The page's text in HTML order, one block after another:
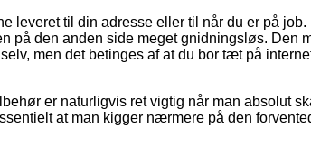
leveret til din adresse eller til når du er på
på den anden side meget gnidningsløs. Den
men det betinges af at du bor tæt på
er naturligvis ret vigtig når man absolut
at man kigger nærmere på den